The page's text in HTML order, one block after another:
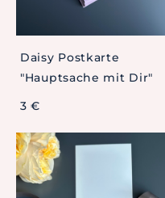
Daisy Postkarte
"Hauptsache mit Dir"
3 €